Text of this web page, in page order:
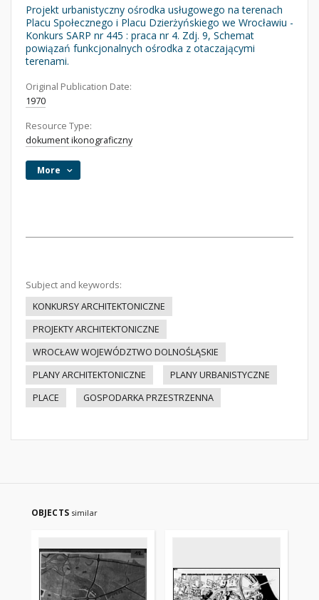
Projekt urbanistyczny ośrodka usługowego na terenach
Placu Społecznego i Placu Dzierżyńskiego we Wrocławiu -
Konkurs SARP nr 445 : praca nr 4. Zdj. 9, Schemat
powiązań funkcjonalnych ośrodka z otaczającymi
terenami.
Original Publication Date:
1970
Resource Type:
dokument ikonograficzny
More
Subject and keywords:
KONKURSY ARCHITEKTONICZNE
PROJEKTY ARCHITEKTONICZNE
WROCŁAW WOJEWÓDZTWO DOLNOŚLĄSKIE
PLANY ARCHITEKTONICZNE
PLANY URBANISTYCZNE
PLACE
GOSPODARKA PRZESTRZENNA
OBJECTS similar